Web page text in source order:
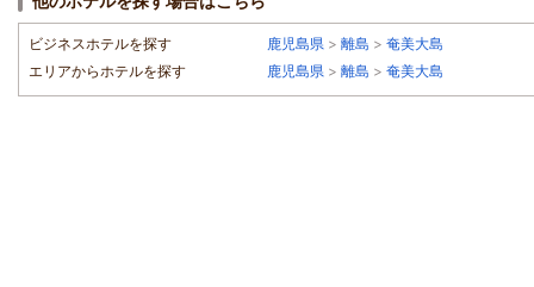
ビジネスホテルを探す 鹿児島県 > 離島 > 奄美大島
エリアからホテルを探す
鹿児島県 > 離島 > 奄美大島